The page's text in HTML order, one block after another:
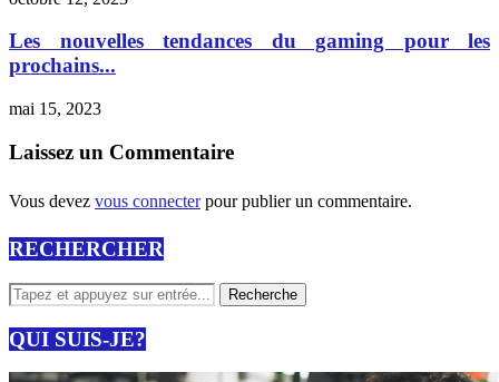
Les nouvelles tendances du gaming pour les
prochains...
mai 15, 2023
Laissez un Commentaire
Vous devez vous connecterpour publier un commentaire.
RECHERCHER
QUI SUIS-JE?